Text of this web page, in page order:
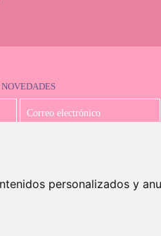
personalizados y